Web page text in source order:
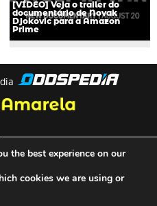
[VÍDEO] Veja o trailer do
documentário de Novak
Djokovic para a Amazon
Prime
meow
the best experience on our
cookies we are using or